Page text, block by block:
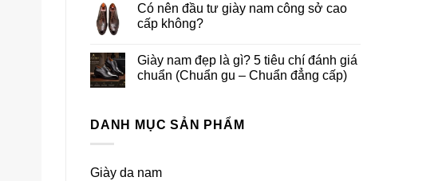
Có nên đầu tư giày nam công sở cao
cấp không?
Giày nam đẹp là gì? 5 tiêu chí đánh giá
chuẩn (Chuẩn gu – Chuẩn đẳng cấp)
DANH MỤC SẢN PHẨM
Giày da nam